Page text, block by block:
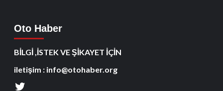
Oto Haber
BİLGİ ,İSTEK VE ŞİKAYET İÇİN
iletişim : info@otohaber.org